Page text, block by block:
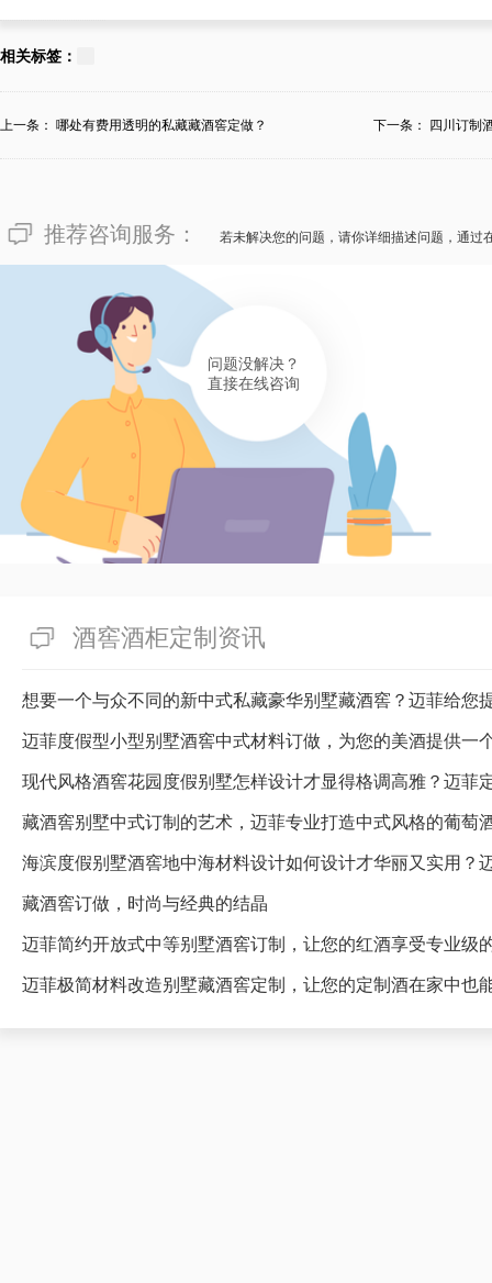
相关标签：
上一条： 哪处有费用透明的私藏藏酒窖定做？ 下一条： 四川订制
推荐咨询服务： 若未解决您的问题，请你详细描述问题，通过
问题没解决？
直接在线咨询
酒窖酒柜定制资讯
想要一个与众不同的新中式私藏豪华别墅藏酒窖？迈菲给您
迈菲度假型小型别墅酒窖中式材料订做，为您的美酒提供一
藏酒窖别墅中式订制的艺术，迈菲专业打造中式风格的葡萄
海滨度假别墅酒窖地中海材料设计如何设计才华丽又实用？
藏酒窖订做，时尚与经典的结晶
迈菲简约开放式中等别墅酒窖订制，让您的红酒享受专业级
迈菲极简材料改造别墅藏酒窖定制，让您的定制酒在家中也